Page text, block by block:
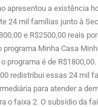
apresentou a existência
24 mil famílias junto à
e R$2500,00 reais
Minha Casa
programa é de
redistribui essas 24 mil
para atender a
o faixa 2. O subsídio da